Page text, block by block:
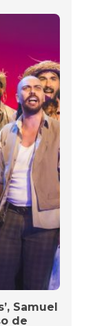
Samuel
de